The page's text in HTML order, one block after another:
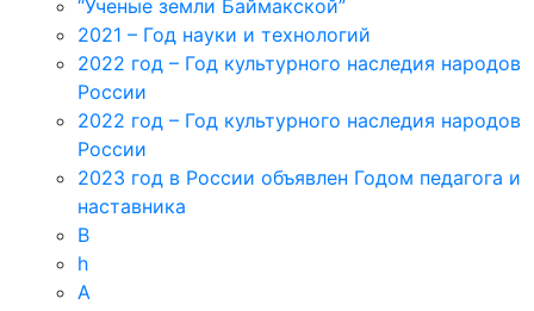
“Ученые земли Баймакской”
2021 – Год науки и технологий
2022 год – Год культурного наследия народов
России
2022 год – Год культурного наследия народов
России
2023 год в России объявлен Годом педагога и
наставника
B
h
А